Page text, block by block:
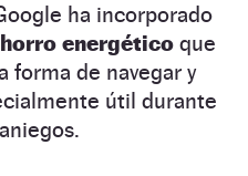
ha incorporado
energético que
forma de navegar y
útil durante